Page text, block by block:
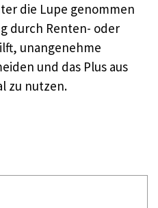
die Lupe genommen
durch Renten- oder
unangenehme
und das Plus aus
zu nutzen.​